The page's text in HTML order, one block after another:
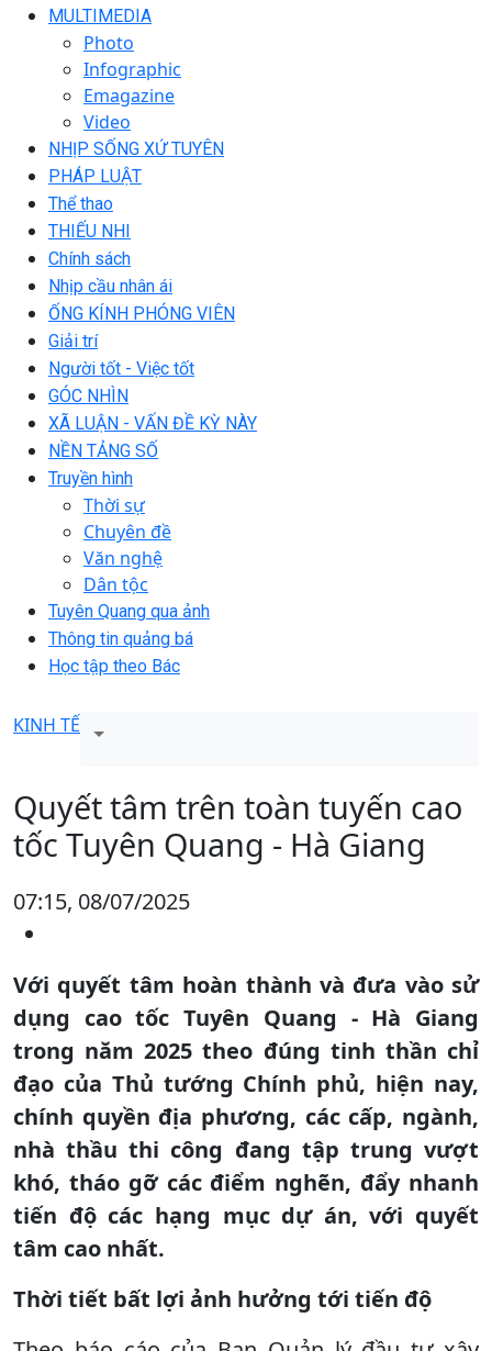
MULTIMEDIA
Photo
Infographic
Emagazine
Video
NHỊP SỐNG XỨ TUYÊN
PHÁP LUẬT
Thể thao
THIẾU NHI
Chính sách
Nhịp cầu nhân ái
ỐNG KÍNH PHÓNG VIÊN
Giải trí
Người tốt - Việc tốt
GÓC NHÌN
XÃ LUẬN - VẤN ĐỀ KỲ NÀY
NỀN TẢNG SỐ
Truyền hình
Thời sự
Chuyên đề
Văn nghệ
Dân tộc
Tuyên Quang qua ảnh
Thông tin quảng bá
Học tập theo Bác
KINH TẾ
Quyết tâm trên toàn tuyến cao
tốc Tuyên Quang - Hà Giang
07:15, 08/07/2025
Với quyết tâm hoàn thành và đưa vào sử
dụng cao tốc Tuyên Quang - Hà Giang
trong năm 2025 theo đúng tinh thần chỉ
đạo của Thủ tướng Chính phủ, hiện nay,
chính quyền địa phương, các cấp, ngành,
nhà thầu thi công đang tập trung vượt
khó, tháo gỡ các điểm nghẽn, đẩy nhanh
tiến độ các hạng mục dự án, với quyết
tâm cao nhất.
Thời tiết bất lợi ảnh hưởng tới tiến độ